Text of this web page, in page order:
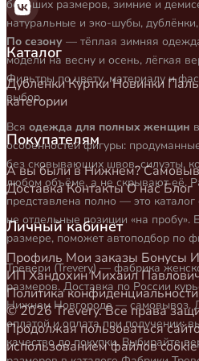
больших размеров, зимние и
натуральные и эко-шубы,
По сезону — тёплая зимняя
модели на весну и осень, лёгкая
Фильтры по цвету, материалу и
выбор.
Вся одежда для полных женщин
особенностей фигуры:
без сковывающих швов, силуэты,
любом объёме, а не скрывают её.
представлена полно — это
не отдельные позиции «на пробу».
размере, поможет автоподбор по
Тревери (Trevery) — фабрика
размеров. Доставка по России
Нижнем Новгороде — самовывоз.
оплатой и оплата при получении:
качество до покупки. Выбирайте
Каталог
ДубленкиКуртки Новинки
категории
Покупателям
А вы были в Нижнем?
ДоставкаКонтактыО нас Блог
Личный кабинет
Профиль Мои заказы Бонусы
ИП Хандохин Михаил
Политика конфиденциальности
© 2026 Trevery. Все права
Продолжая пользоваться
использованием файлов